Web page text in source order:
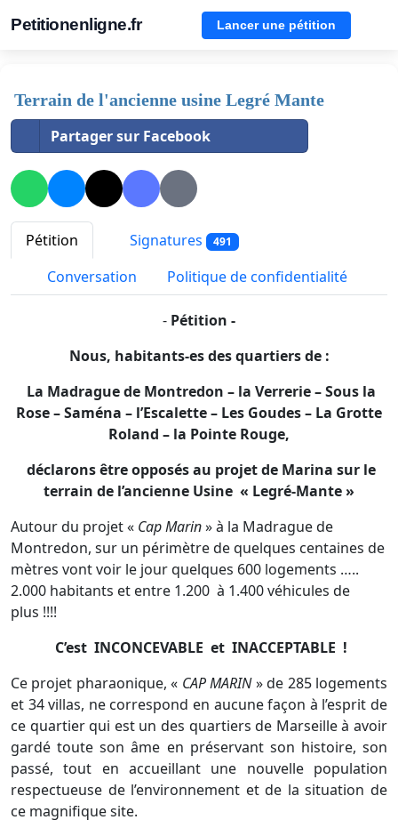
Petitionenligne.fr Lancer une pétition
Terrain de l'ancienne usine Legré Mante
Partager sur Facebook
Pétition Signatures 491
Conversation Politique de confidentialité
- Pétition -
Nous, habitants-es des quartiers de :
La Madrague de Montredon – la Verrerie – Sous la
Rose – Saména – l’Escalette – Les Goudes – La Grotte
Roland – la Pointe Rouge,
déclarons être opposés au projet de Marina sur le
terrain de l’ancienne Usine « Legré-Mante »
Autour du projet « Cap Marin» à la Madrague de
Montredon, sur un périmètre de quelques centaines de
mètres vont voir le jour quelques 600 logements …..
2.000 habitants et entre 1.200 à 1.400 véhicules de
plus !!!!
C’est INCONCEVABLE et INACCEPTABLE !
Ce projet pharaonique, « CAP MARIN» de 285 logements
et 34 villas, ne correspond en aucune façon à l’esprit de
ce quartier qui est un des quartiers de Marseille à avoir
gardé toute son âme en préservant son histoire, son
passé, tout en accueillant une nouvelle population
respectueuse de l’environnement et de la situation de
ce magnifique site.